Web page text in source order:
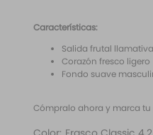
Características:
Salida frutal llamativa
Corazón fresco ligero
Fondo suave
Cómpralo ahora y marca